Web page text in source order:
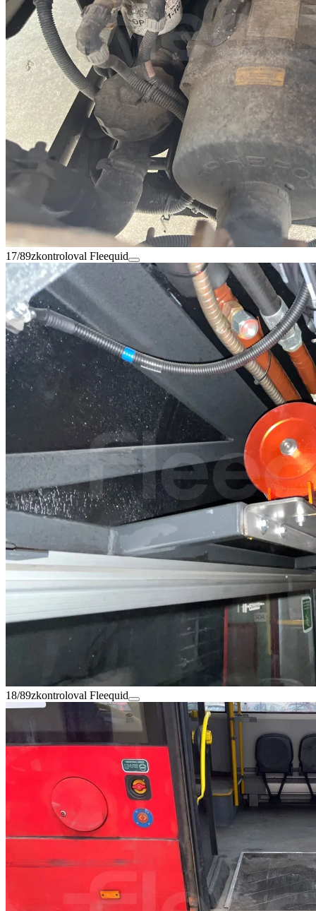
17/89zkontroloval Fleequid
18/89zkontroloval Fleequid